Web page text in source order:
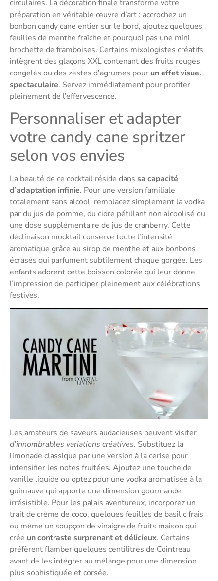
circulaires. La décoration finale transforme votre
préparation en véritable œuvre d’art : accrochez un
bonbon candy cane entier sur le bord, ajoutez quelques
feuilles de menthe fraîche et pourquoi pas une mini
brochette de framboises. Certains mixologistes créatifs
intègrent des glaçons XXL contenant des fruits rouges
congelés ou des zestes d’agrumes pour un effet visuel
spectaculaire. Servez immédiatement pour profiter
pleinement de l’effervescence.
Personnaliser et adapter
votre candy cane spritzer
selon vos envies
La beauté de ce cocktail réside dans sa capacité
d’adaptation infinie. Pour une version familiale
totalement sans alcool, remplacez simplement la vodka
par du jus de pomme, du cidre pétillant non alcoolisé ou
une dose supplémentaire de jus de cranberry. Cette
déclinaison mocktail conserve toute l’intensité
aromatique grâce au sirop de menthe et aux bonbons
écrasés qui parfument subtilement chaque gorgée. Les
enfants adorent cette boisson colorée qui leur donne
l’impression de participer pleinement aux célébrations
festives.
Les amateurs de saveurs audacieuses peuvent visiter
d’innombrables variations créatives. Substituez la
limonade classique par une version à la cerise pour
intensifier les notes fruitées. Ajoutez une touche de
vanille liquide ou optez pour une vodka aromatisée à la
guimauve qui apporte une dimension gourmande
irrésistible. Pour les palais aventureux, incorporez un
trait de crème de coco, quelques feuilles de basilic frais
ou même un soupçon de vinaigre de fruits maison qui
crée un contraste surprenant et délicieux. Certains
préfèrent flamber quelques centilitres de Cointreau
avant de les intégrer au mélange pour une dimension
plus sophistiquée et corsée.